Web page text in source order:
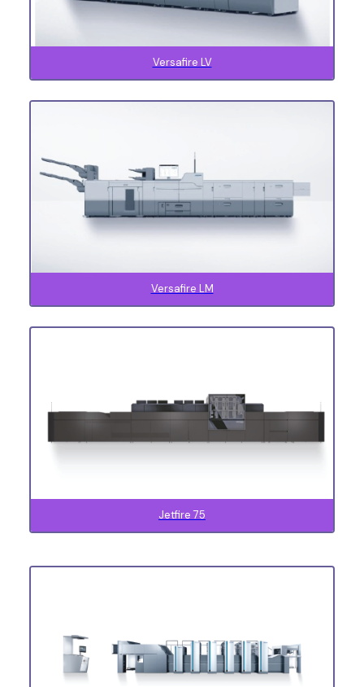
Versafire LV
Versafire LM
Jetfire 75